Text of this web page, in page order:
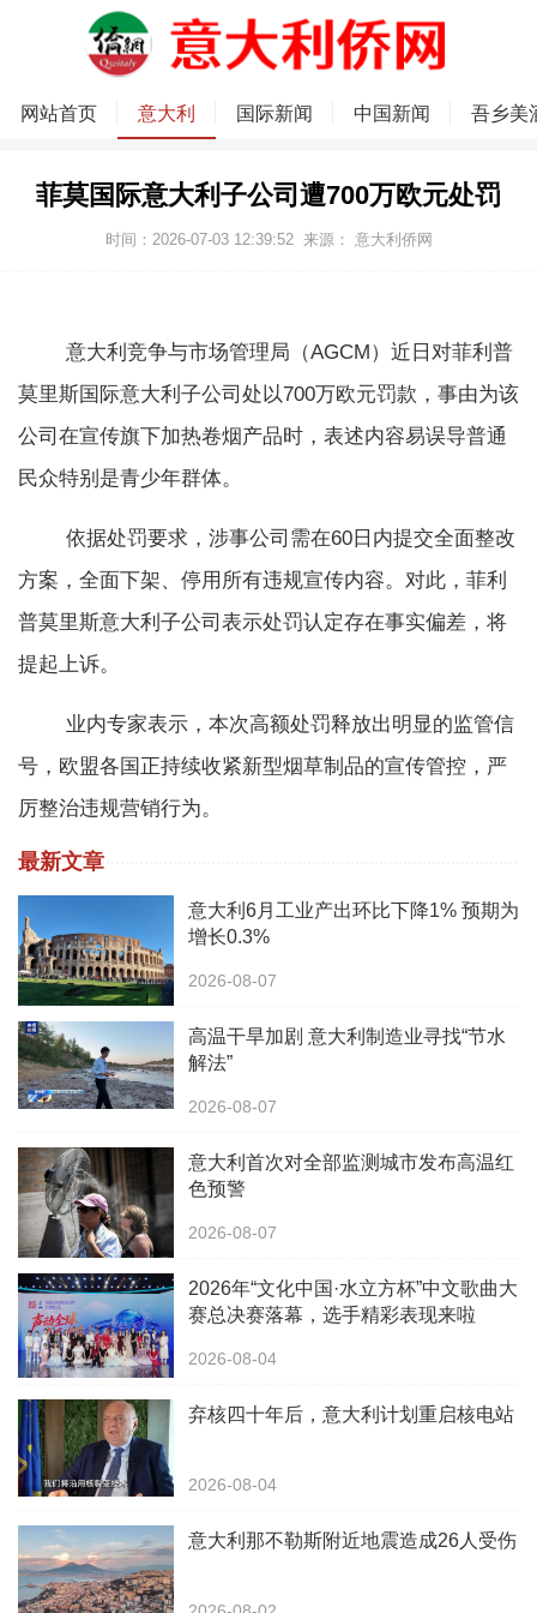
网站首页 意大利 国际新闻 中国新闻 吾乡美
菲莫国际意大利子公司遭700万欧元处罚
时间：2026-07-03 12:39:52 来源： 意大利侨网
意大利竞争与市场管理局（AGCM）近日对菲利普
莫里斯国际意大利子公司处以700万欧元罚款，事由为该
公司在宣传旗下加热卷烟产品时，表述内容易误导普通
民众特别是青少年群体。
依据处罚要求，涉事公司需在60日内提交全面整改
方案，全面下架、停用所有违规宣传内容。对此，菲利
普莫里斯意大利子公司表示处罚认定存在事实偏差，将
提起上诉。
业内专家表示，本次高额处罚释放出明显的监管信
号，欧盟各国正持续收紧新型烟草制品的宣传管控，严
厉整治违规营销行为。
最新文章
意大利6月工业产出环比下降1% 预期为
增长0.3%
2026-08-07
高温干旱加剧 意大利制造业寻找“节水
解法”
2026-08-07
意大利首次对全部监测城市发布高温红
色预警
2026-08-07
2026年“文化中国·水立方杯”中文歌曲大
赛总决赛落幕，选手精彩表现来啦
2026-08-04
弃核四十年后，意大利计划重启核电站
2026-08-04
意大利那不勒斯附近地震造成26人受伤